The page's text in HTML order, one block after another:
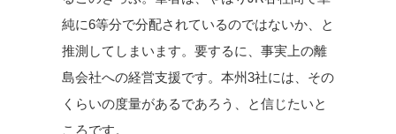
純に6等分で分配されているのではないか、と
推測してしまいます。要するに、事実上の離
島会社への経営支援です。本州3社には、その
くらいの度量があるであろう、と信じたいと
ころです。